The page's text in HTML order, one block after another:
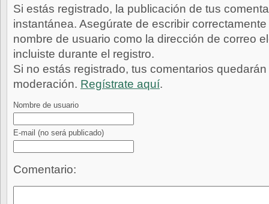
Si estás registrado, la publicación de tus
instantánea. Asegúrate de escribir
nombre de usuario como la dirección de correo
incluiste durante el registro.
Si no estás registrado, tus comentarios
moderación. Regístrate aquí.
Nombre de usuario
E-mail (no será publicado)
Comentario: